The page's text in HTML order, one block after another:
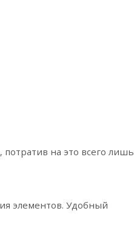
на это всего лишь
элементов. Удобный